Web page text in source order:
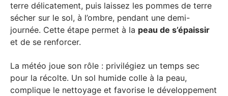
terre délicatement, puis laissez les pommes de terre
sécher sur le sol, à l’ombre, pendant une demi-
journée. Cette étape permet à la peau de s’épaissir
et de se renforcer.
La météo joue son rôle : privilégiez un temps sec
pour la récolte. Un sol humide colle à la peau,
complique le nettoyage et favorise le développement